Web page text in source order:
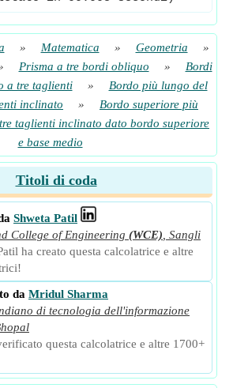
» Matematica » Geometria
»
Prisma a tre bordi obliquo »
Bordi
a tre taglienti
»
Bordo più lungo del
inclinato
»
Bordo superiore più
taglienti inclinato dato bordo superiore
e base medio
Titoli di coda
Shweta Patil
College of Engineering (WCE) Sangli
ha creato questa calcolatrice e altre
da Mridul Sharma
di tecnologia dell'informazione
questa calcolatrice e altre 1700+